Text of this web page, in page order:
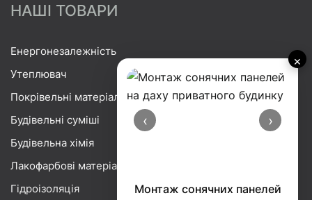
×
‹ ›
Монтаж сонячних панелей
НАШІ ТОВАРИ
Енергонезалежність
Утеплювач
Покрівельні матеріали
Будівельні суміші
Будівельна хімія
Лакофарбові матеріали
Гідроізоляція